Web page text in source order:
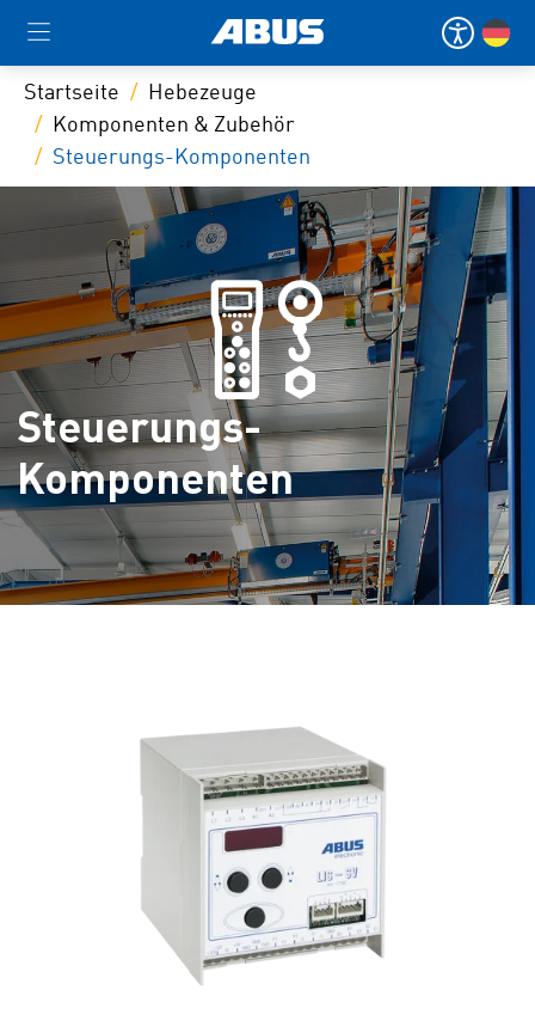
Startseite
Hebezeuge
Komponenten & Zubehör
Steuerungs-Komponenten
Steuerungs-
Komponenten